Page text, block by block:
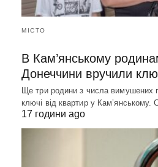
МІСТО
В Кам’янському
Донеччини вручили
Ще три родини з числа вимушених
ключі від квартир у Кам’янському.
17 години ago